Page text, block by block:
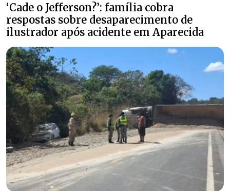
‘Cade o Jefferson?’: família cobra
respostas sobre desaparecimento de
ilustrador após acidente em Aparecida